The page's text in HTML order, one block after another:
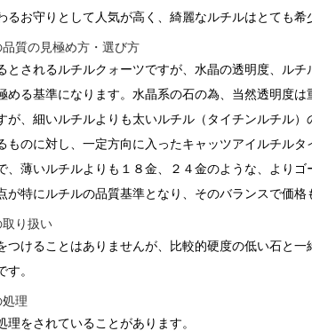
るお守りとして人気が高く、綺麗なルチルはとても希
質の見極め方・選び方
とされるルチルクォーツですが、水晶の透明度、ル
める基準になります。水晶系の石の為、当然透明度
が、細いルチルよりも太いルチル（タイチンルチル
ものに対し、一定方向に入ったキャッツアイルチル
、薄いルチルよりも１８金、２４金のような、より
が特にルチルの品質基準となり、そのバランスで価格
り扱い
つけることはありませんが、比較的硬度の低い石と
。
理
をされていることがあります。